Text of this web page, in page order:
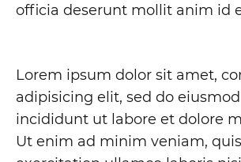
officia deserunt mollit anim id
Lorem ipsum dolor sit amet,
adipisicing elit, sed do
incididunt ut labore et dolore
Ut enim ad minim veniam,